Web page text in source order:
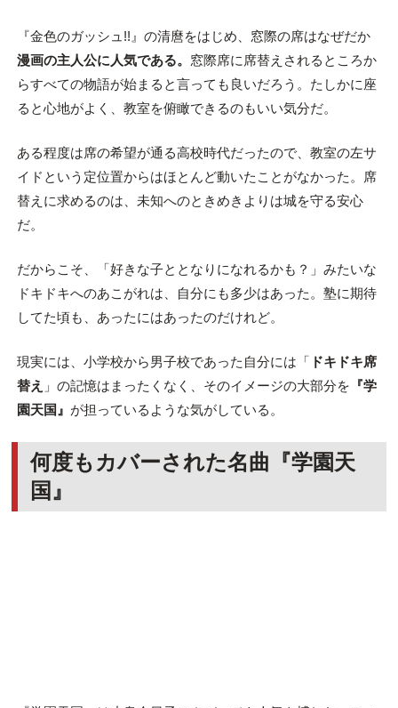
『金色のガッシュ!!』の清麿をはじめ、窓際の席はなぜだか
漫画の主人公に人気である。 窓際席に席替えされるところか
らすべての物語が始まると言っても良いだろう。たしかに座
ると心地がよく、教室を俯瞰できるのもいい気分だ。
ある程度は席の希望が通る高校時代だったので、教室の左サ
イドという定位置からはほとんど動いたことがなかった。席
替えに求めるのは、未知へのときめきよりは城を守る安心
だ。
だからこそ、「好きな子ととなりになれるかも？」みたいな
ドキドキへのあこがれは、自分にも多少はあった。塾に期待
してた頃も、あったにはあったのだけれど。
現実には、小学校から男子校であった自分には「 ドキドキ席
替え 」の記憶はまったくなく、そのイメージの大部分を 『学
園天国』 が担っているような気がしている。
何度もカバーされた名曲 『学園天
国』